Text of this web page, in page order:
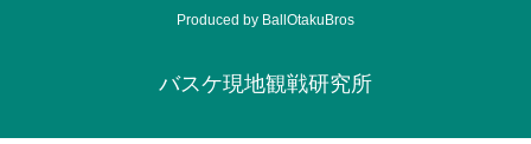
Produced by BallOtakuBros
バスケ現地観戦研究所